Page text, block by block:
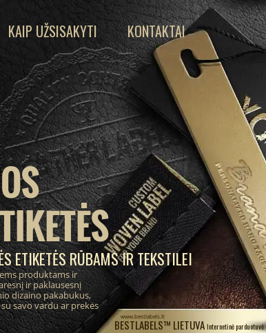
BESTLABELS™ LIETUVA Internetinė parduotuvė
www.bestlabels.lt
ETIKETĖS RŪBAMS IR TEKSTILEI
produktams ir
ir paklausesnį
dizaino pakabukus,
savo vardu ar prekės
KAIP UŽSISAKYTI KONTAKTAI